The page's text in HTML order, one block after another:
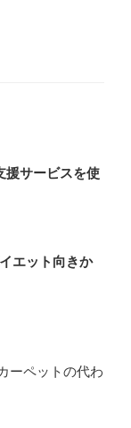
援サービスを使
エット向きか
ーペットの代わ